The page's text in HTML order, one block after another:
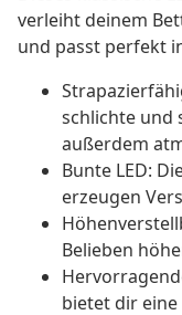
verleiht deinem
und passt perfekt
schlichte und
außerdem
Bunte LED:
erzeugen
Belieben
bietet dir